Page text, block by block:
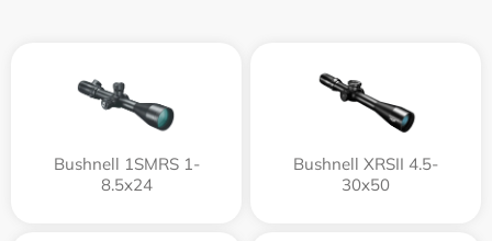
Bushnell 1SMRS 1-
8.5x24
Bushnell XRSII 4.5-
30x50